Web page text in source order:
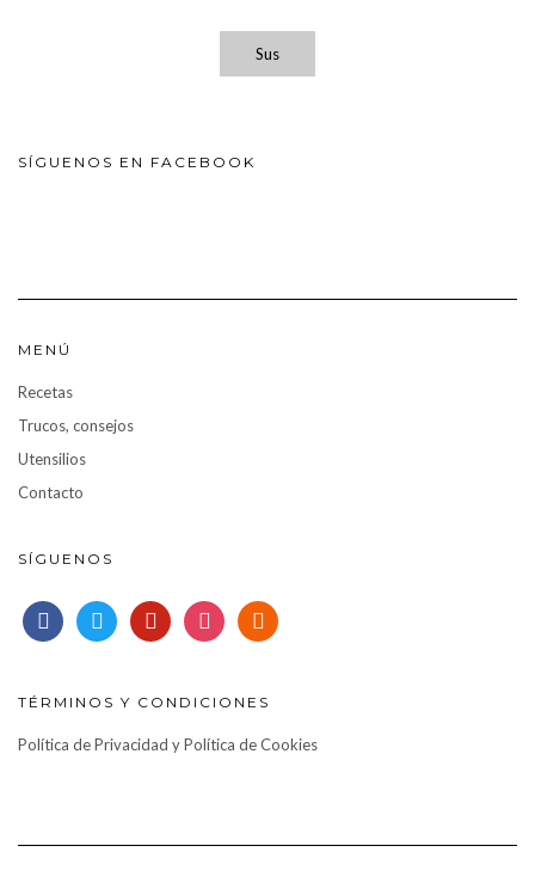
Sus
SÍGUENOS EN FACEBOOK
MENÚ
Recetas
Trucos, consejos
Utensilios
Contacto
SÍGUENOS
facebooktwitter pinterestinstagramrss
TÉRMINOS Y CONDICIONES
Política de Privacidad y Política de Cookies